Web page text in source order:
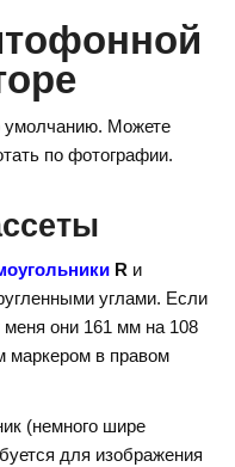
умолчанию. Можете
по фотографии.
R и
углами. Если
они 161 мм на 108
маркером в правом
(немного шире
для изображения